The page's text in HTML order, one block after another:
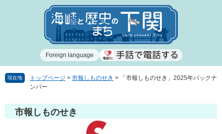
で
ば
へ
Foreign language
現在地 トップページ > 市報しものせき >
「市報しものせき」2025年バックナ
ンバー
市報しものせき